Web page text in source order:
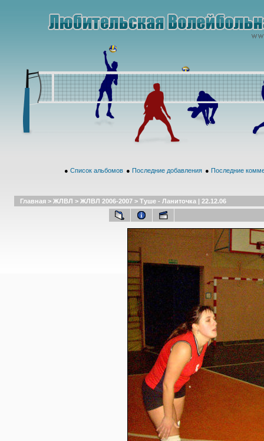
● Список альбомов ● Последние добавления ● Последние
Главная > ЖЛВЛ > ЖЛВЛ 2006-2007 > Туше - Ланиточка | 22.12.06